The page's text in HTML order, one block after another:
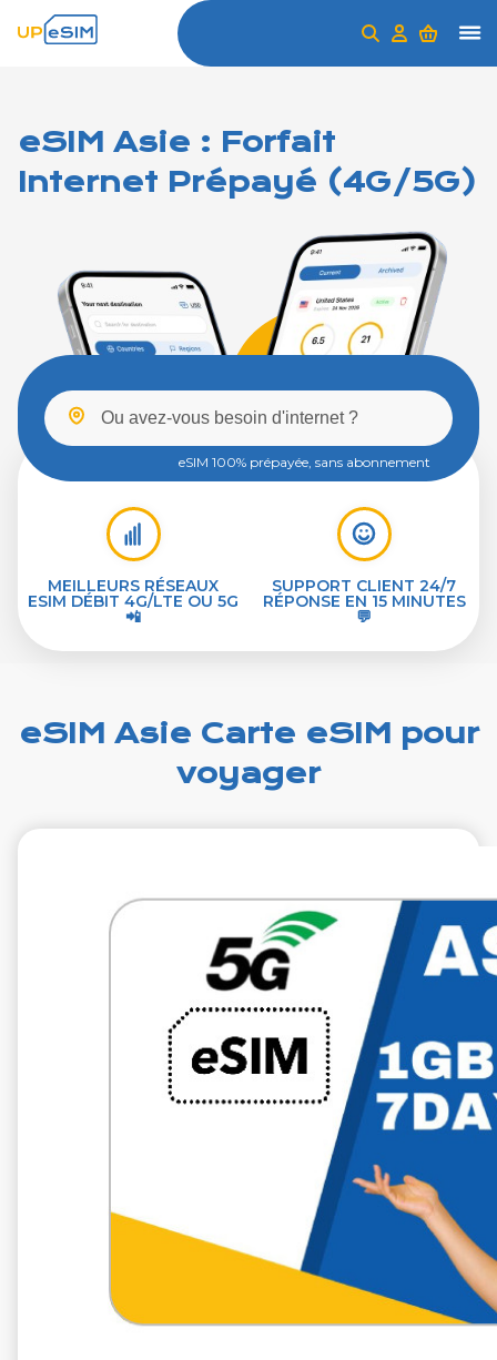
eSIM Asie : Forfait
Internet Prépayé (4G/5G)
eSIM 100% prépayée, sans abonnement
MEILLEURS RÉSEAUX
ESIM DÉBIT 4G/LTE OU 5G
📲
SUPPORT CLIENT 24/7
RÉPONSE EN 15 MINUTES
💬
eSIM Asie Carte eSIM pour
voyager
1 Go 7 jours
Roaming by
Network
Automatic selection
of the Network